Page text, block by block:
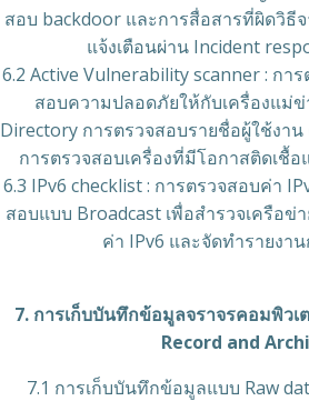
สอบ backdoor และการสื่อสารที่ผิดวิธี
แจ้งเตือนผ่าน Incident
6.2 Active Vulnerability scanner : กา
สอบความปลอดภัยให้กับเครื่องแม่ข่
Directory การตรวจสอบรายชื่อผู้ใช้งา
การตรวจสอบเครื่องที่มีโอกาสติดเชื้อ
6.3 IPv6 checklist : การตรวจสอบค่า
สอบแบบ Broadcast เพื่อสำรวจเครือ
ค่า IPv6 และจัดทำรายงา
7. การเก็บบันทึกข้อมูลจราจรคอมพิว
Record and
7.1 การเก็บบันทึกข้อมูลแบบ Raw